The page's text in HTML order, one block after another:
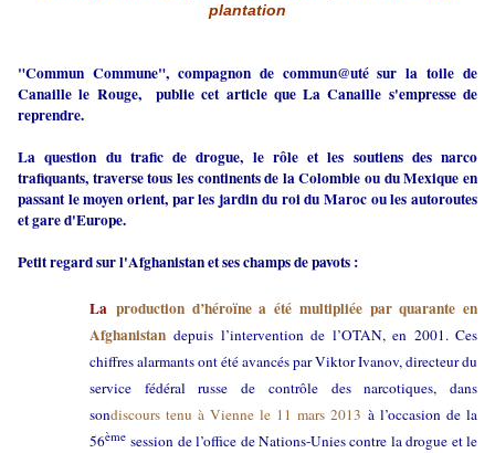
plantation
"Commun Commune", compagnon de commun@uté sur la toile de
Canaille le Rouge, publie cet article que La Canaille s'empresse de
reprendre.
La question du trafic de drogue, le rôle et les soutiens des narco
trafiquants, traverse tous les continents de la Colombie ou du Mexique en
passant le moyen orient, par les jardin du roi du Maroc ou les autoroutes
et gare d'Europe.
Petit regard sur l'Afghanistan et ses champs de pavots :
La production d’héroïne a été multipliée par quarante en
Afghanistan depuis l’intervention de l’OTAN, en 2001. Ces
chiffres alarmants ont été avancés par Viktor Ivanov, directeur du
service fédéral russe de contrôle des narcotiques, dans
sondiscours tenu à Vienne le 11 mars 2013 à l’occasion de la
56ème session de l’office de Nations-Unies contre la drogue et le